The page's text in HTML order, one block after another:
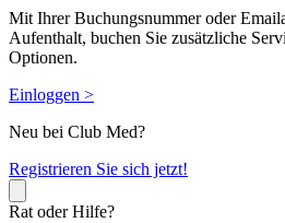
Mit Ihrer Buchungsnummer oder
Aufenthalt, buchen Sie zusätzliche
Optionen.
Einloggen >
Neu bei Club Med?
Registrieren Sie sich jetzt!
Rat oder Hilfe?